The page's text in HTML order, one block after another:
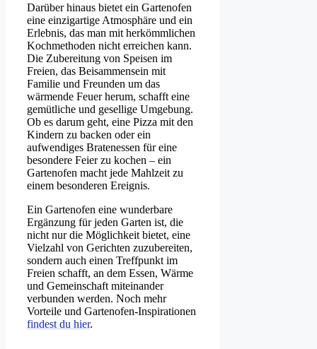
Darüber hinaus bietet ein Gartenofen
eine einzigartige Atmosphäre und ein
Erlebnis, das man mit herkömmlichen
Kochmethoden nicht erreichen kann.
Die Zubereitung von Speisen im
Freien, das Beisammensein mit
Familie und Freunden um das
wärmende Feuer herum, schafft eine
gemütliche und gesellige Umgebung.
Ob es darum geht, eine Pizza mit den
Kindern zu backen oder ein
aufwendiges Bratenessen für eine
besondere Feier zu kochen – ein
Gartenofen macht jede Mahlzeit zu
einem besonderen Ereignis.
Ein Gartenofen eine wunderbare
Ergänzung für jeden Garten ist, die
nicht nur die Möglichkeit bietet, eine
Vielzahl von Gerichten zuzubereiten,
sondern auch einen Treffpunkt im
Freien schafft, an dem Essen, Wärme
und Gemeinschaft miteinander
verbunden werden. Noch mehr
Vorteile und Gartenofen-Inspirationen
findest du hier.